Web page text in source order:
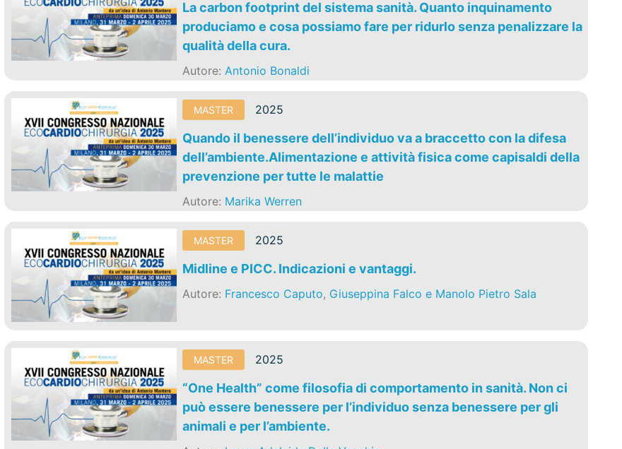
La carbon footprint del sistema sanità. Quanto inquinamento
produciamo e cosa possiamo fare per ridurlo senza penalizzare la
qualità della cura.
Autore: Antonio Bonaldi
MASTER 2025
Quando il benessere dell’individuo va a braccetto con la difesa
dell’ambiente.Alimentazione e attività fisica come capisaldi della
prevenzione per tutte le malattie
Autore: Marika Werren
MASTER 2025
Midline e PICC. Indicazioni e vantaggi.
Autore: Francesco Caputo, Giuseppina Falco e Manolo Pietro Sala
MASTER 2025
“One Health” come filosofia di comportamento in sanità. Non ci
può essere benessere per l’individuo senza benessere per gli
animali e per l’ambiente.